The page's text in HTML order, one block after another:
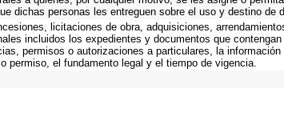
dichas personas les entreguen sobre el uso y destino de
licitaciones de obra, adquisiciones,
incluidos los expedientes y documentos que
permisos o autorizaciones a particulares, la
permiso, el fundamento legal y el tiempo de vigencia.